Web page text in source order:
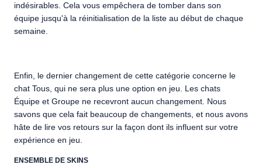
indésirables. Cela vous empêchera de tomber dans son
équipe jusqu'à la réinitialisation de la liste au début de chaque
semaine.
Enfin, le dernier changement de cette catégorie concerne le
chat Tous, qui ne sera plus une option en jeu. Les chats
Équipe et Groupe ne recevront aucun changement. Nous
savons que cela fait beaucoup de changements, et nous avons
hâte de lire vos retours sur la façon dont ils influent sur votre
expérience en jeu.
ENSEMBLE DE SKINS